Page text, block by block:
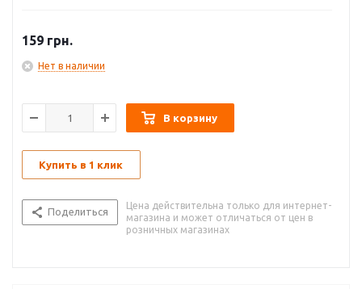
159 грн.
Нет в наличии
В корзину
Купить в 1 клик
Поделиться
Цена действительна только для интернет-
магазина и может отличаться от цен в
розничных магазинах